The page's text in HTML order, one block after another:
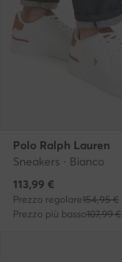
Polo Ralph Lauren
Sneakers · Bianco
Prezzo attuale
113,99 €
Prezzo regolare154,95 €
Prezzo più basso107,99 €